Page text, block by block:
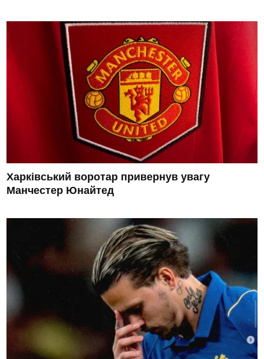
Харківський воротар привернув увагу
Манчестер Юнайтед